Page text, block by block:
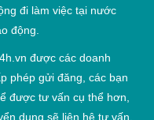
đi làm việc tại nước
động.
được các doanh
phép gửi đăng, các bạn
được tư vấn cụ thể hơn,
dụng sẽ liên hệ tư vấn,